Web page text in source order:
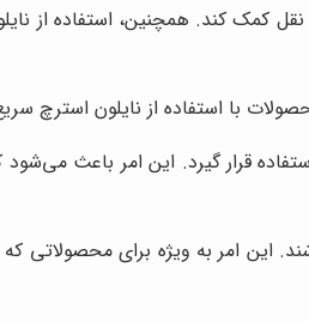
کند. همچنین، استفاده از
با استفاده از نایلون استرچ
قرار گیرد. این امر باعث
امر به ویژه برای محصولاتی که